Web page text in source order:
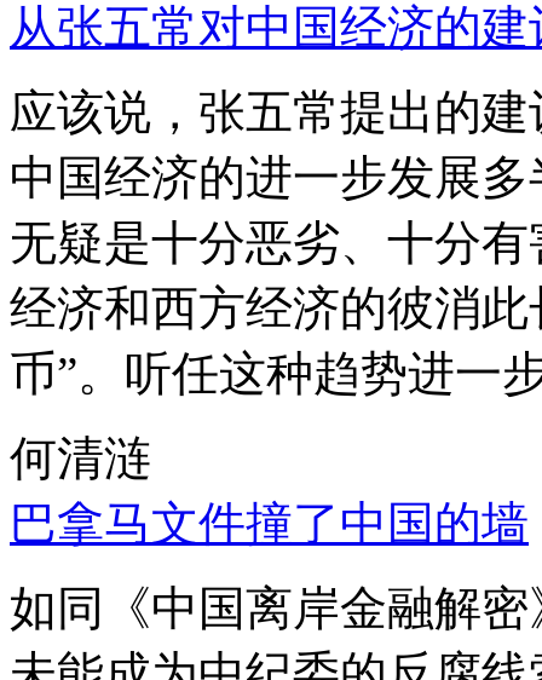
从张五常对中国经济的
应该说，张五常提出的
中国经济的进一步发展
无疑是十分恶劣、十分
经济和西方经济的彼消
币”。听任这种趋势进一
何清涟
巴拿马文件撞了中国的墙
如同《中国离岸金融解